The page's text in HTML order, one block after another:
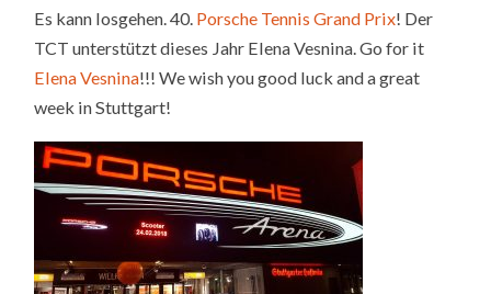
BEIM
TENNIS
PRIX
Es kann losgehen. 40. Porsche Tennis Grand Prix! Der
TCT unterstützt dieses Jahr Elena Vesnina. Go for it
Elena Vesnina!!! We wish you good luck and a great
week in Stuttgart!